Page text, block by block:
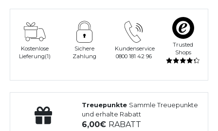
Kostenlose
Lieferung(1)
Sichere
Zahlung
Kundenservice
0800 181 42 96
Trusted
Shops
Treuepunkte Sammle Treuepunkte
und erhalte Rabatt
6,00 RABATT